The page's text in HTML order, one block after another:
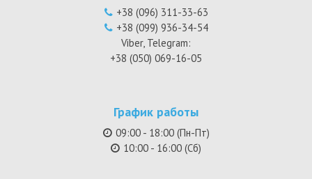
+38 (096) 311-33-63
+38 (099) 936-34-54
Viber, Telegram:
+38 (050) 069-16-05
График работы
09:00 - 18:00 (Пн-Пт)
10:00 - 16:00 (Сб)